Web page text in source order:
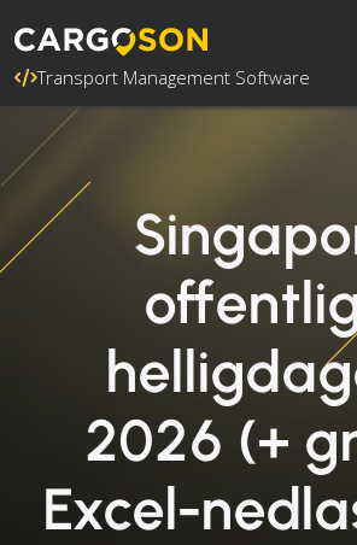
Transport Management Software
2026 (+
Excel-